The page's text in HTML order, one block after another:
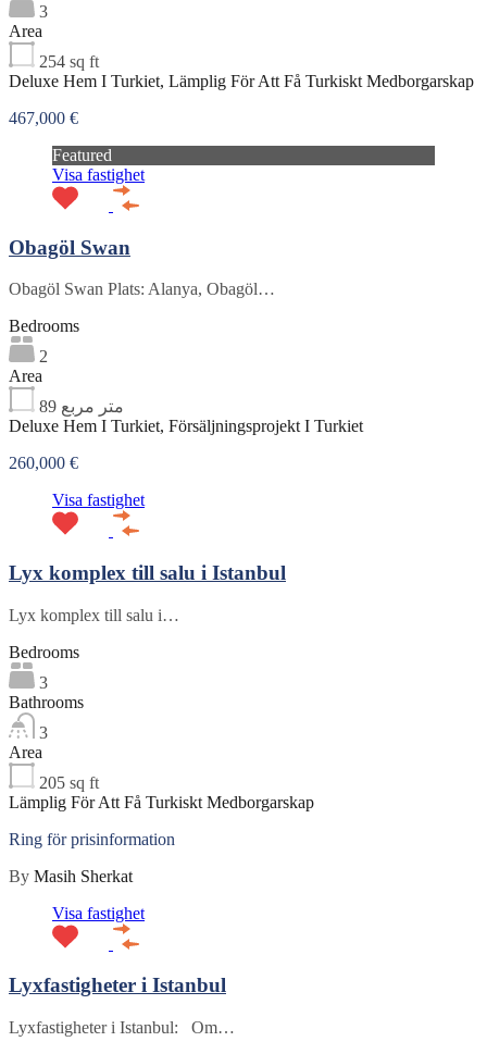
3
Area
254 sq ft
Deluxe Hem I Turkiet, Lämplig För Att Få Turkiskt Medborgarskap
467,000 €
Featured
Visa fastighet
Obagöl Swan
Obagöl Swan Plats: Alanya, Obagöl…
Bedrooms
2
Area
89 متر مربع
Deluxe Hem I Turkiet, Försäljningsprojekt I Turkiet
260,000 €
Visa fastighet
Lyx komplex till salu i Istanbul
Lyx komplex till salu i…
Bedrooms
3
Bathrooms
3
Area
205 sq ft
Lämplig För Att Få Turkiskt Medborgarskap
Ring för prisinformation
By Masih Sherkat
Visa fastighet
Lyxfastigheter i Istanbul
Lyxfastigheter i Istanbul: Om…